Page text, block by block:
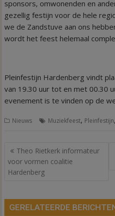
sponsors, omwonenden en
gezellig festijn voor de hele
we de Zandstuve aan ons
wordt het feest helemaal
Pleinfestijn Hardenberg vindt
van 19.30 uur tot en met 00.30
evenement is te vinden op de
Nieuws Muziekfeest, Pleinfestijn
Bericht
navigatie
Theo Rietkerk informateur
voor vormen coalitie
Hardenberg
GERELATEERDE